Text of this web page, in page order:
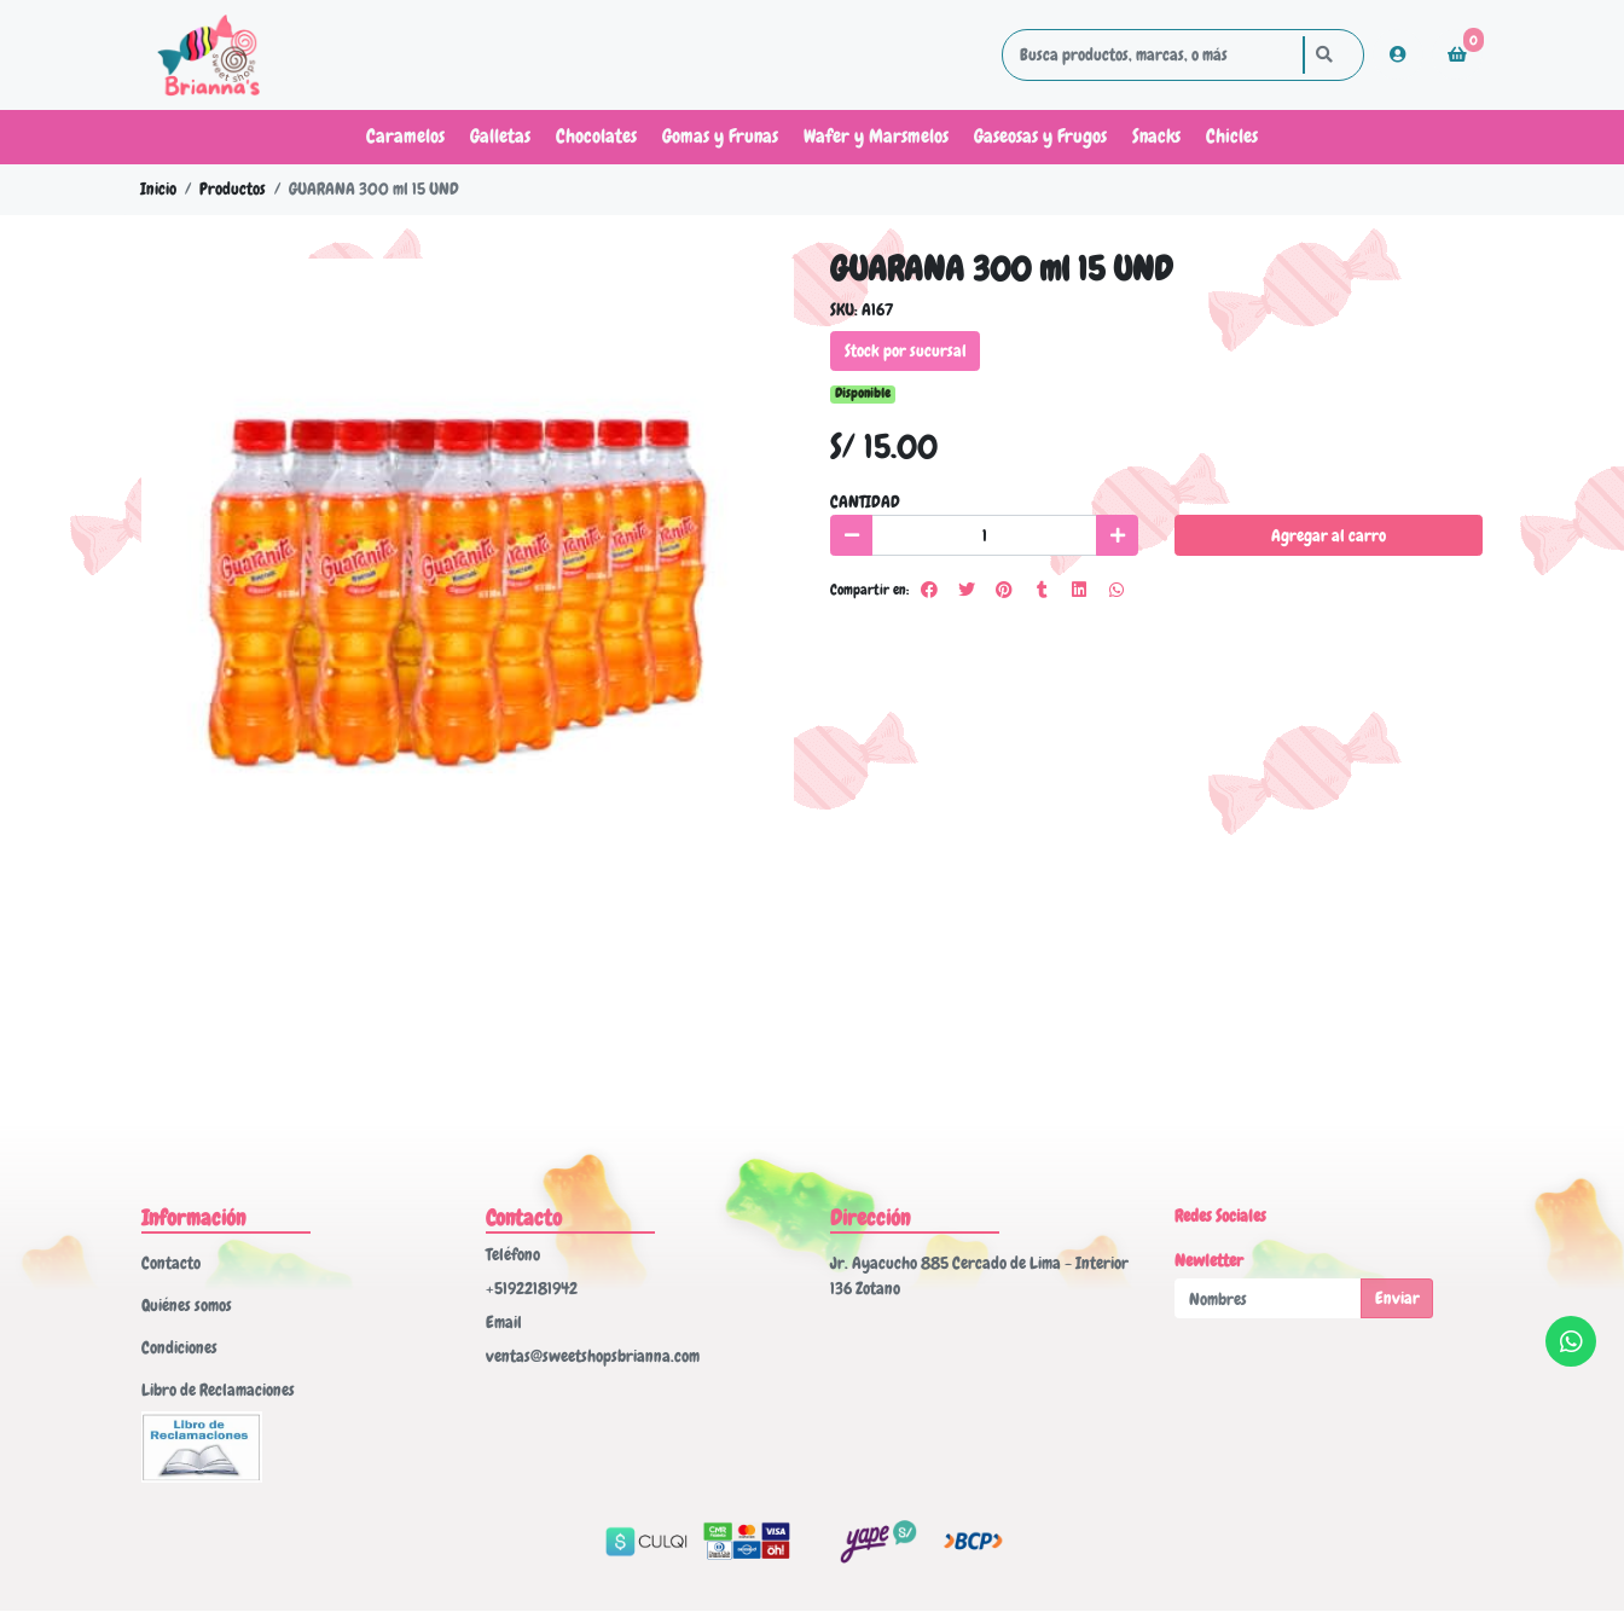
0
Caramelos Galletas Chocolates Gomas y Frunas Wafer y Marsmelos Gaseosas y Frugos Snacks Chicles
Inicio Productos GUARANA 300 ml 15 UND
GUARANA 300 ml 15 UND
SKU: A167
Stock por sucursal
Disponible
S/ 15.00
CANTIDAD
Agregar al carro
Compartir en:
Información
Contacto
Quiénes somos
Condiciones
Libro de Reclamaciones
Contacto
Teléfono
+51922181942
Email
ventas@sweetshopsbrianna.com
Dirección
Jr. Ayacucho 885 Cercado de Lima - Interior
136 Zotano
Redes Sociales
Newletter
Enviar